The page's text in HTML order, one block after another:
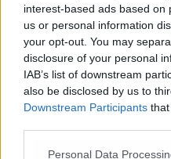
interest-based ads based on
us or personal information
your opt-out. You may
disclosure of your personal
IAB’s list of downstream
also be disclosed by us to
Downstream Participants
Personal Data
candidato alla carica
segnare alcun
caso, esprime il voto
carica di sindaco ed
attribuzione di voto
collegate e può